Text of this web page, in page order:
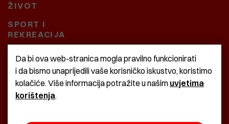
ŽIVOT
SPORT I
REKREACIJA
CRNA KRONIKA
BAŠTARDINI I PRAVI
KRASNA ZEMLJA
Da bi ova web-stranica mogla pravilno funkcionirati
i da bismo unaprijedili vaše korisničko iskustvo, koristimo
kolačiće. Više informacija potražite u našim uvjetima
korištenja.